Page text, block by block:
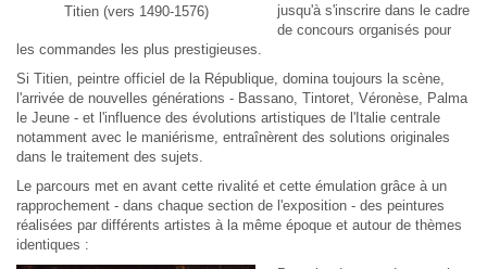
Titien (vers 1490-1576)
jusqu'à s'inscrire dans le cadre
de concours organisés pour
les commandes les plus prestigieuses.
Si Titien, peintre officiel de la République, domina toujours la scène,
l'arrivée de nouvelles générations - Bassano, Tintoret, Véronèse, Palma
le Jeune - et l'influence des évolutions artistiques de l'Italie centrale
notamment avec le maniérisme, entraînèrent des solutions originales
dans le traitement des sujets.
Le parcours met en avant cette rivalité et cette émulation grâce à un
rapprochement - dans chaque section de l'exposition - des peintures
réalisées par différents artistes à la même époque et autour de thèmes
identiques :